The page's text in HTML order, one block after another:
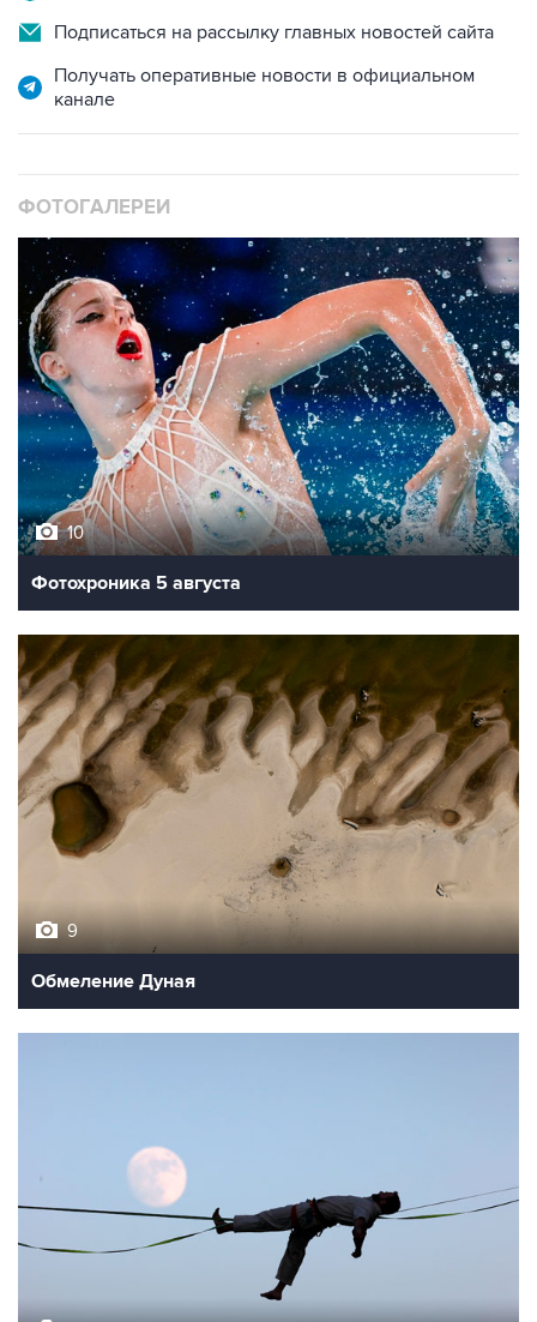
Подписаться на рассылку главных новостей сайта
Получать оперативные новости в официальном
канале
ФОТОГАЛЕРЕИ
10
Фотохроника 5 августа
9
Обмеление Дуная